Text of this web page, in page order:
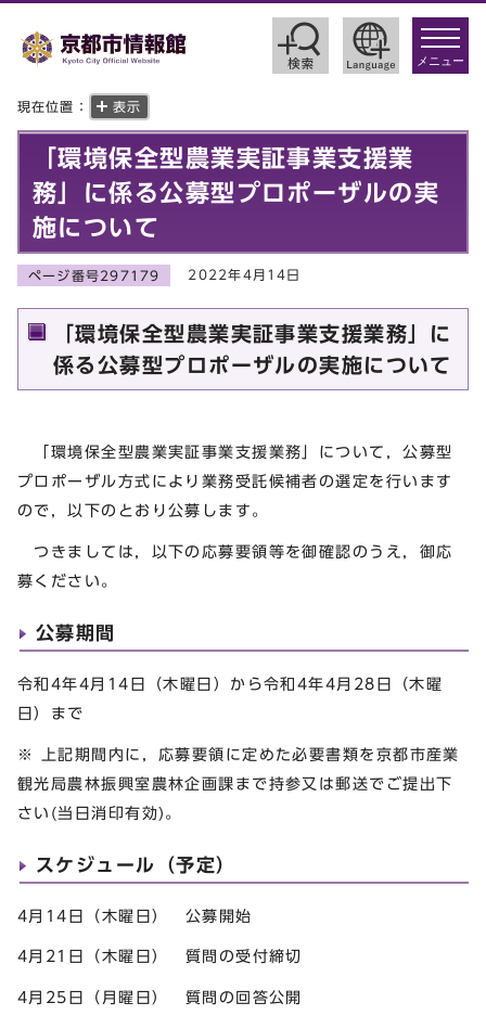
toggle
メニュー
現在位置： 表示
「環境保全型農業実証事業支援業
務」に係る公募型プロポーザルの実
施について
ページ番号297179 2022年4月14日
「環境保全型農業実証事業支援業務」に
係る公募型プロポーザルの実施について
「環境保全型農業実証事業支援業務」について，公募型
プロポーザル方式により業務受託候補者の選定を行います
ので，以下のとおり公募します。
つきましては，以下の応募要領等を御確認のうえ，御応
募ください。
公募期間
令和4年4月14日（木曜日）から令和4年4月28日（木曜
日）まで
※ 上記期間内に，応募要領に定めた必要書類を京都市産業
観光局農林振興室農林企画課まで持参又は郵送でご提出下
さい(当日消印有効)。
スケジュール（予定）
4月14日（木曜日） 公募開始
4月21日（木曜日） 質問の受付締切
4月25日（月曜日） 質問の回答公開